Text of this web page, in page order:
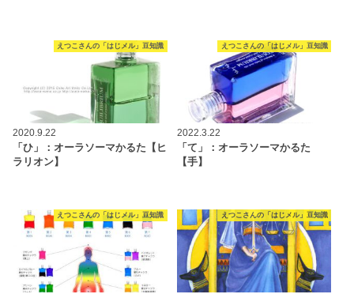
えつこさんの「はじメル」豆知識
2020.9.22
「ひ」：オーラソーマかるた【ヒ
ラリオン】
えつこさんの「はじメル」豆知識
2022.3.22
「て」：オーラソーマかるた
【手】
えつこさんの「はじメル」豆知識 えつこさんの「はじメル」豆知識